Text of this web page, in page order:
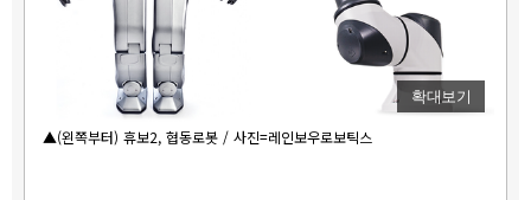
확대보기
▲(왼쪽부터) 휴보2, 협동로봇 / 사진=레인보우로보틱스